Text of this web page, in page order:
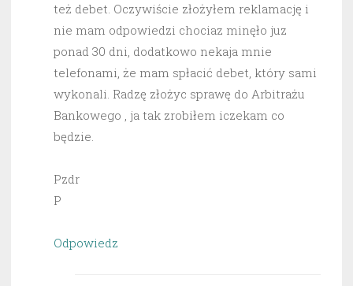
też debet. Oczywiście złożyłem reklamację i
nie mam odpowiedzi chociaz minęło juz
ponad 30 dni, dodatkowo nekaja mnie
telefonami, że mam spłacić debet, który sami
wykonali. Radzę złożyc sprawę do Arbitrażu
Bankowego , ja tak zrobiłem iczekam co
będzie.
Pzdr
P
Odpowiedz